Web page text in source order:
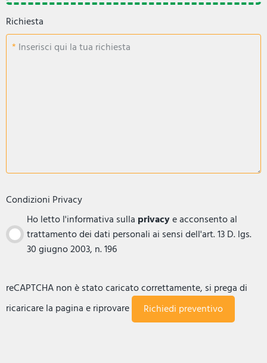
Richiesta
Inserisci qui la tua richiesta
Condizioni Privacy
Ho letto l'informativa sulla privacye acconsento al
trattamento dei dati personali ai sensi dell'art. 13 D. lgs.
30 giugno 2003, n. 196
reCAPTCHA non è stato caricato correttamente, si prega di
ricaricare la pagina e riprovare